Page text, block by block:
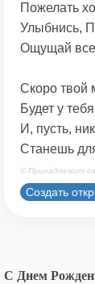
Пожелать
Улыбнись,
Ощущай
Скоро твой
Будет у
И, пусть,
Станешь
© Принадлежит
Создать
С Днем